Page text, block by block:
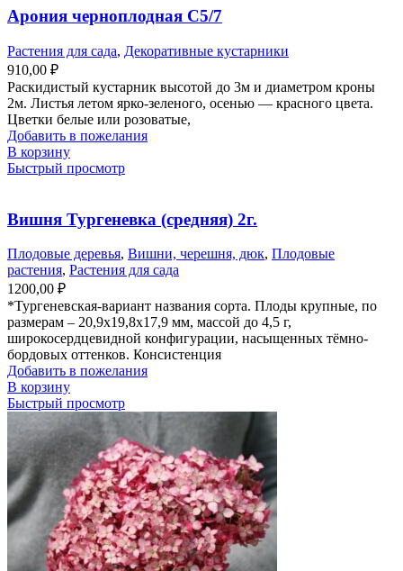
Арония черноплодная С5/7
Растения для сада, Декоративные кустарники
910,00 ₽
Раскидистый кустарник высотой до 3м и диаметром кроны
2м. Листья летом ярко-зеленого, осенью — красного цвета.
Цветки белые или розоватые,
Добавить в пожелания
В корзину
Быстрый просмотр
Вишня Тургеневка (средняя) 2г.
Плодовые деревья, Вишни, черешня, дюк, Плодовые
растения, Растения для сада
1200,00 ₽
*Тургеневская-вариант названия сорта. Плоды крупные, по
размерам – 20,9х19,8х17,9 мм, массой до 4,5 г,
широкосердцевидной конфигурации, насыщенных тёмно-
бордовых оттенков. Консистенция
Добавить в пожелания
В корзину
Быстрый просмотр